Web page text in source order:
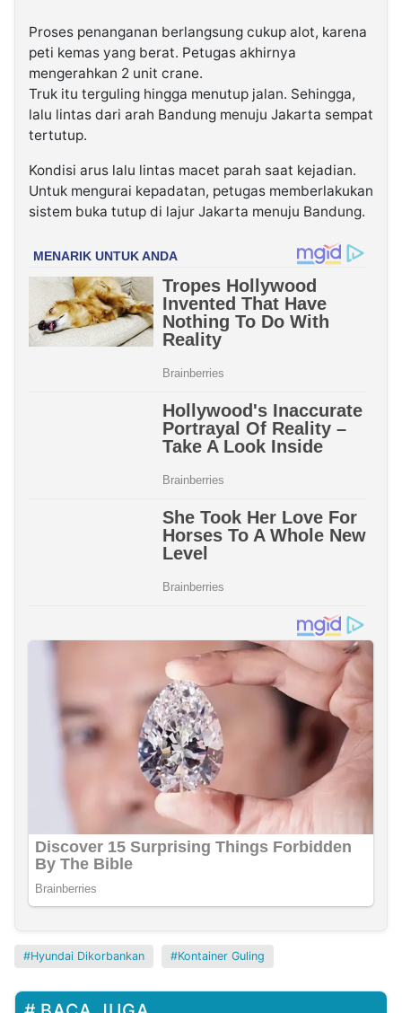
Proses penanganan berlangsung cukup alot, karena
peti kemas yang berat. Petugas akhirnya
mengerahkan 2 unit crane.
Truk itu terguling hingga menutup jalan. Sehingga,
lalu lintas dari arah Bandung menuju Jakarta sempat
tertutup.
Kondisi arus lalu lintas macet parah saat kejadian.
Untuk mengurai kepadatan, petugas memberlakukan
sistem buka tutup di lajur Jakarta menuju Bandung.
Hyundai Dikorbankan Kontainer Guling